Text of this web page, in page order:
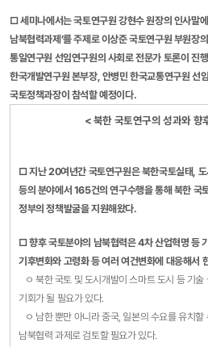
□ 세미나에서는 국토연구원 강현수 원장의 인사말
남북협력과제’를 주제로 이상준 국토연구원 부원장
통일연구원 선임연구원의 사회로 전문가 토론이 진
한국개발연구원 본부장, 안병민 한국교통연구원 선
국토정책과장이 참석할 예정이다.
< 북한 국토연구의 성과와 향
□ 지난 20여년간 국토연구원은 북한국토실태,
등의 분야에서 165건의 연구수행을 통해 북한 국
정부의 정책발굴을 지원해왔다.
□ 향후 국토분야의 남북협력은 4차 산업혁명 등
기후변화와 고령화 등 여러 여건변화에 대응해서
ㅇ 북한 국토 및 도시개발이 스마트 도시 등 기
기회가 될 필요가 있다.
ㅇ 남한 뿐만 아니라 중국, 일본의 수요를 유치
남북협력 과제로 검토할 필요가 있다.